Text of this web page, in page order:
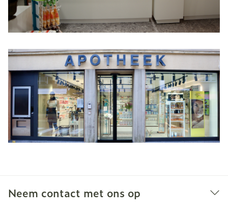
Neem contact met ons op